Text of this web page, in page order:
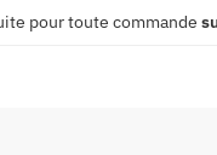
pour toute commande